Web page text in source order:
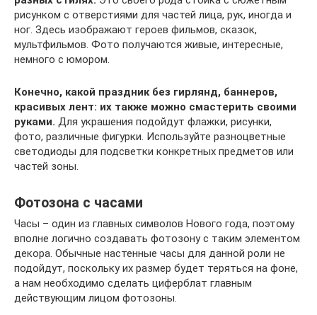
рисунком с отверстиями для частей лица, рук, иногда и
ног. Здесь изображают героев фильмов, сказок,
мультфильмов. Фото получаются живые, интересные,
немного с юмором.
Конечно, какой праздник без гирлянд, баннеров,
красивых лент: их также можно смастерить своими
руками. Для украшения подойдут флажки, рисунки,
фото, различные фигурки. Используйте разноцветные
светодиоды для подсветки конкретных предметов или
частей зоны.
Фотозона с часами
Часы – один из главных символов Нового года, поэтому
вполне логично создавать фотозону с таким элементом
декора. Обычные настенные часы для данной роли не
подойдут, поскольку их размер будет теряться на фоне,
а нам необходимо сделать циферблат главным
действующим лицом фотозоны.